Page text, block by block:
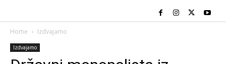
Home Izdvajamo
Izdvajamo